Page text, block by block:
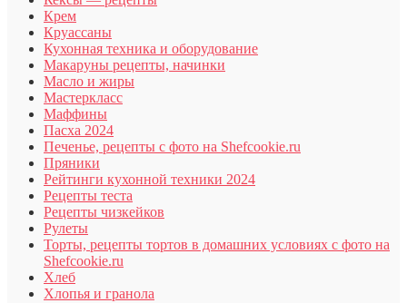
Крем
Круассаны
Кухонная техника и оборудование
Макаруны рецепты, начинки
Масло и жиры
Мастеркласс
Маффины
Пасха 2024
Печенье, рецепты с фото на Shefcookie.ru
Пряники
Рейтинги кухонной техники 2024
Рецепты теста
Рецепты чизкейков
Рулеты
Торты, рецепты тортов в домашних условиях с фото на
Shefcookie.ru
Хлеб
Хлопья и гранола